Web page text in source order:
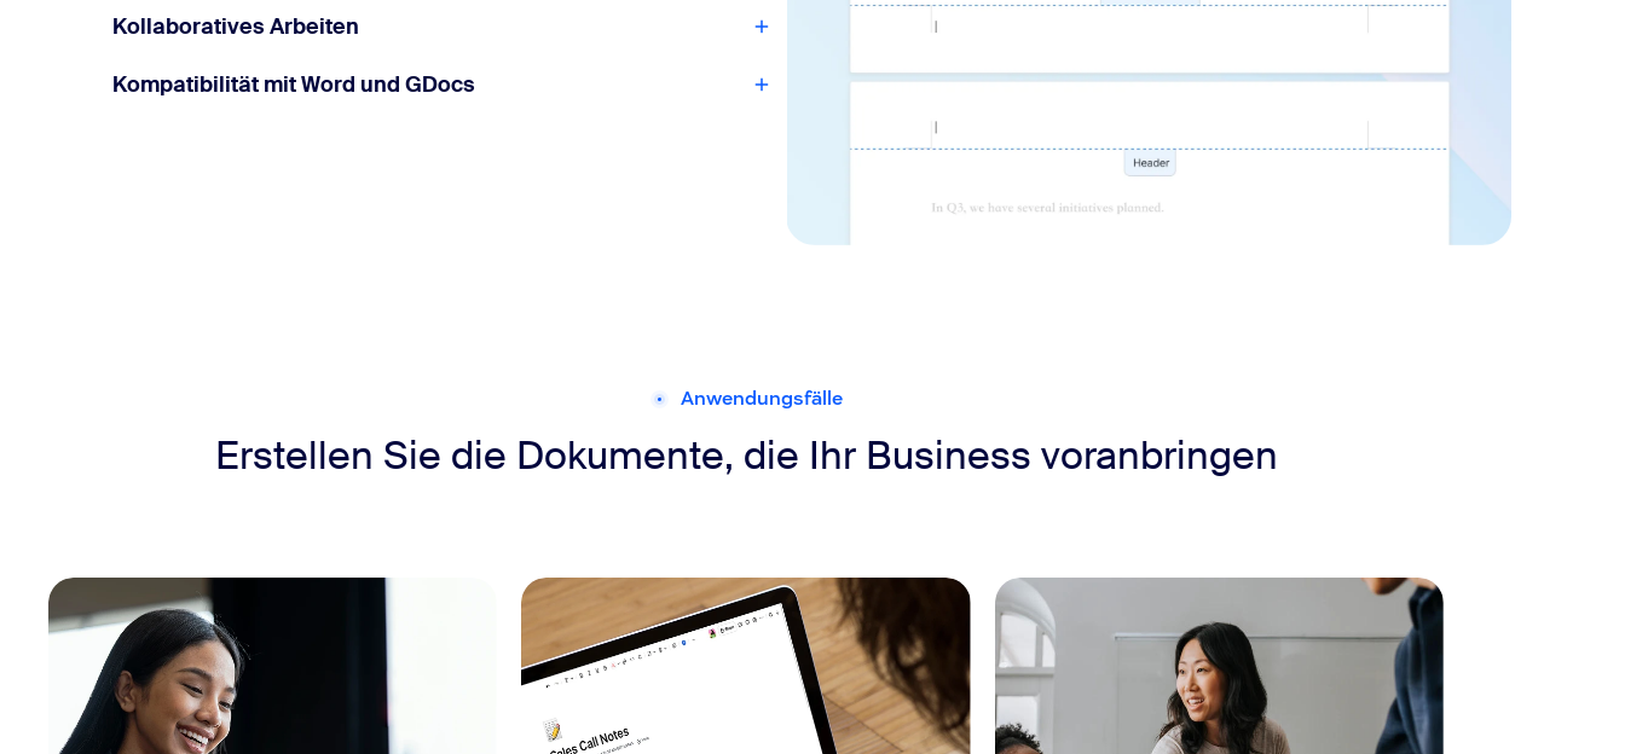
Kollaboratives Arbeiten
Kompatibilität mit Word und GDocs
Anwendungsfälle
Erstellen Sie die Dokumente, die Ihr Business voranbringen